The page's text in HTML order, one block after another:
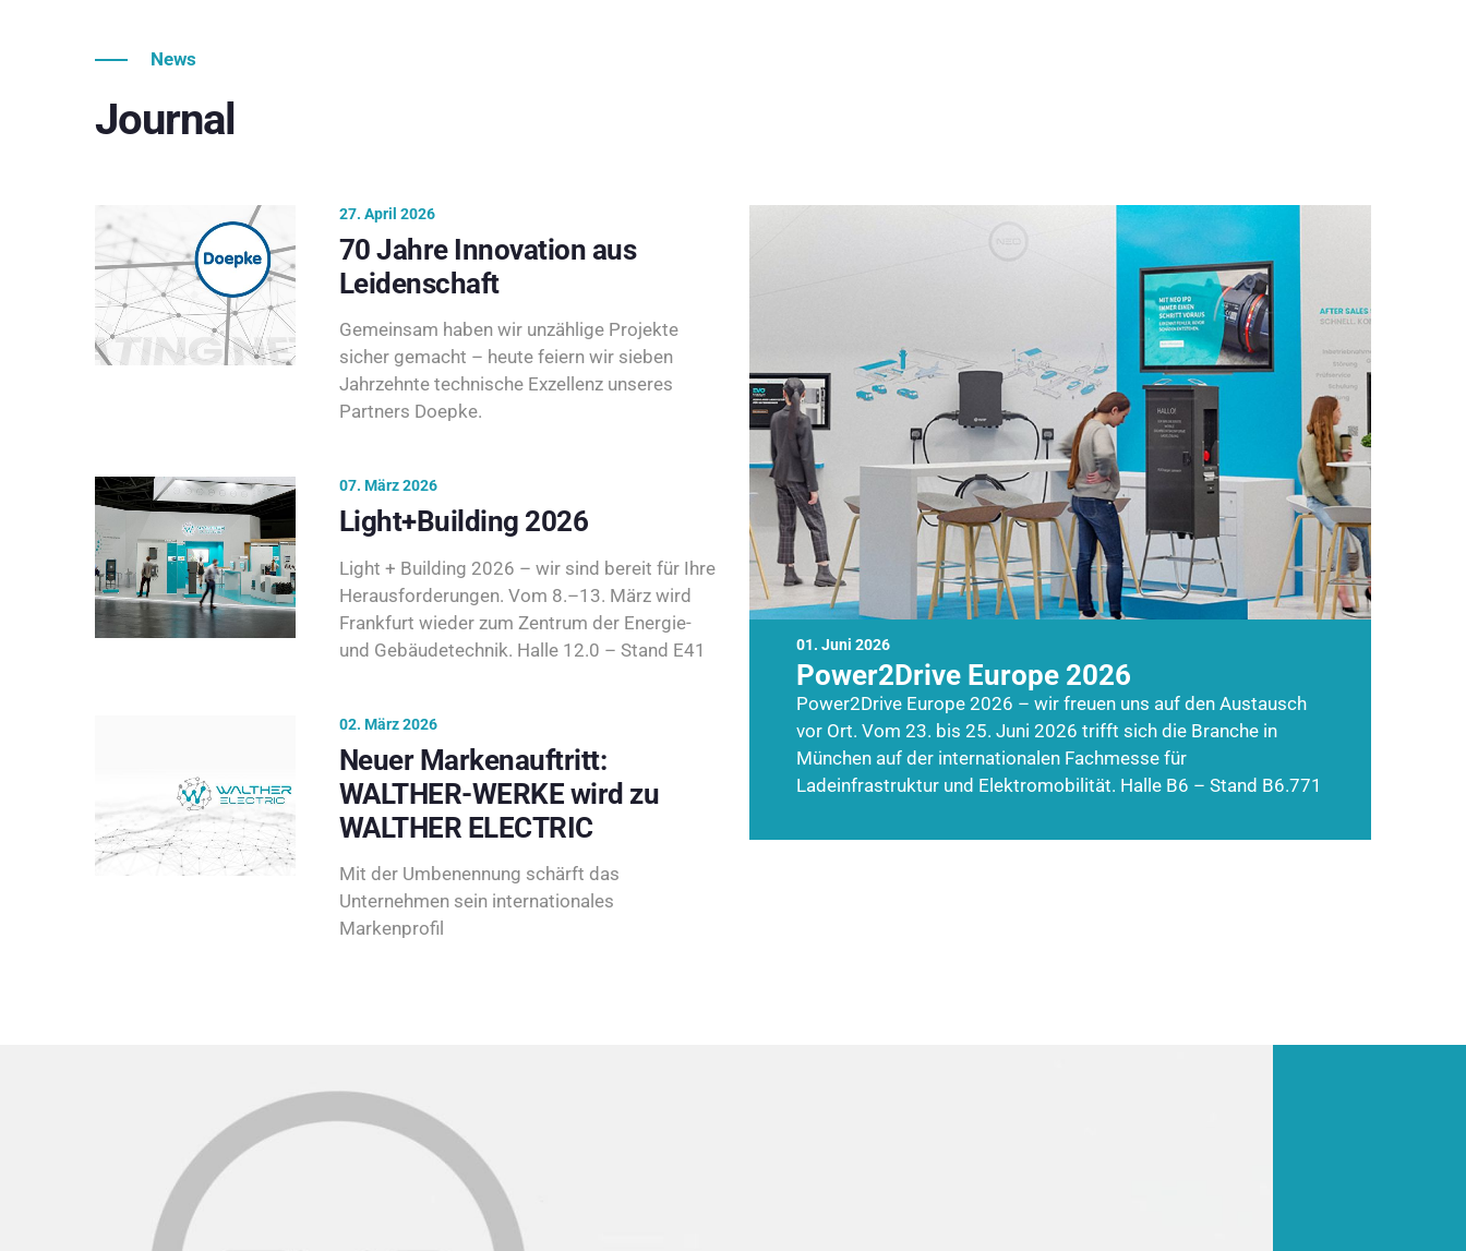
News
Journal
01. Juni 2026
Power2Drive Europe 2026
Power2Drive Europe 2026 – wir freuen uns auf den Austausch
vor Ort. Vom 23. bis 25. Juni 2026 trifft sich die Branche in
München auf der internationalen Fachmesse für
Ladeinfrastruktur und Elektromobilität. Halle B6 – Stand B6.771
27. April 2026
70 Jahre Innovation aus
Leidenschaft
Gemeinsam haben wir unzählige Projekte
sicher gemacht – heute feiern wir sieben
Jahrzehnte technische Exzellenz unseres
Partners Doepke.
07. März 2026
Light+Building 2026
Light + Building 2026 – wir sind bereit für Ihre
Herausforderungen. Vom 8.–13. März wird
Frankfurt wieder zum Zentrum der Energie-
und Gebäudetechnik. Halle 12.0 – Stand E41
02. März 2026
Neuer Markenauftritt:
WALTHER-WERKE wird zu
WALTHER ELECTRIC
Mit der Umbenennung schärft das
Unternehmen sein internationales
Markenprofil